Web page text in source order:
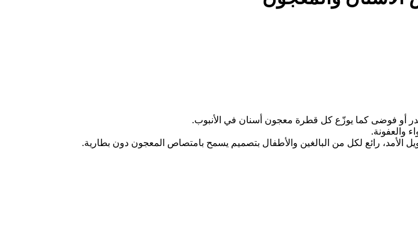
أو فوضى كما يوزّع كل قطرة معجون أسنان في الأنبوب.
الأمد، رائع لكل من البالغين والأطفال بتصميم يسمح بامتصاص المعجون دون بطارية.